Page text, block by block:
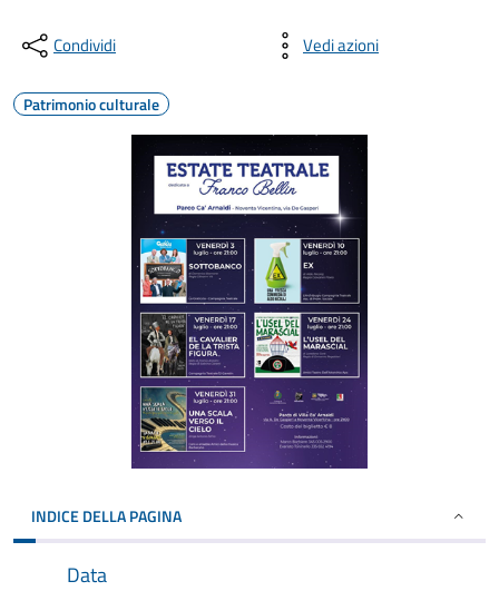
Condividi Vedi azioni
Patrimonio culturale
INDICE DELLA PAGINA
Data